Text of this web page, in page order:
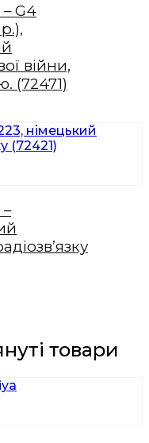
G4
війни,
(72471)
товари